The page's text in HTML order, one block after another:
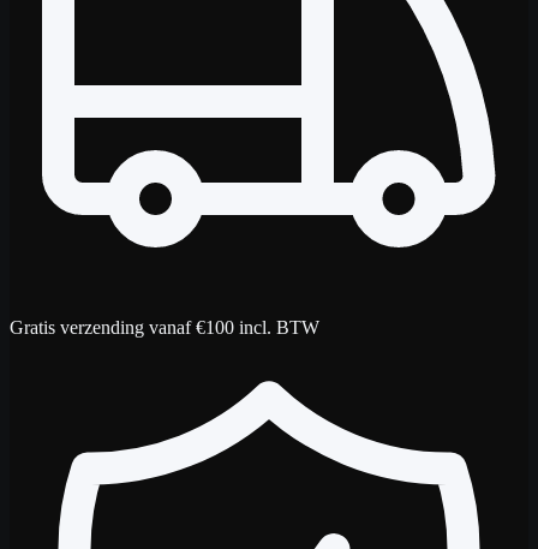
Gratis verzending vanaf €100 incl. BTW